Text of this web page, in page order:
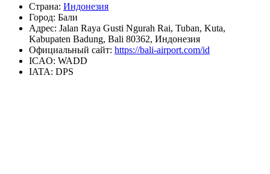
Страна: Индонезия
Город: Бали
Адрес: Jalan Raya Gusti Ngurah Rai, Tuban, Kuta,
Kabupaten Badung, Bali 80362, Индонезия
Официальный сайт: https://bali-airport.com/id
ICAO: WADD
IATA: DPS